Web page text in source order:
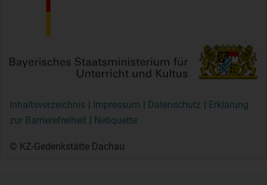
Inhaltsverzeichnis Impressum Datenschutz
Erklärung
zur Barrierefreiheit
Netiquette
© KZ-Gedenkstätte Dachau